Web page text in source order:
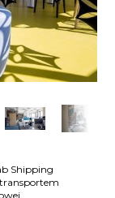
Shipping